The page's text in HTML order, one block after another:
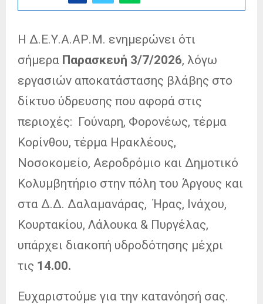
Η Δ.Ε.Υ.Α.ΑΡ.Μ. ενημερώνει ότι
σήμερα Παρασκευή 3/7/2026, λόγω
εργασιών αποκατάστασης βλάβης στο
δίκτυο ύδρευσης που αφορά στις
περιοχές: Γούναρη, Φορονέως, τέρμα
Κορίνθου, τέρμα Ηρακλέους,
Νοσοκομείο, Αεροδρόμιο και Δημοτικό
Κολυμβητήριο στην πόλη του Άργους και
στα Δ.Δ. Δαλαμανάρας, Ήρας, Ινάχου,
Κουρτακίου, Λάλουκα & Πυργέλας,
υπάρχει διακοπή υδροδότησης μέχρι
τις 14.00.
Ευχαριστούμε για την κατανόησή σας.